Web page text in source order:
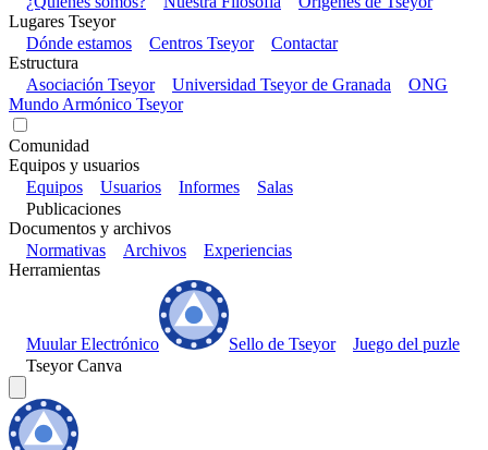
Lugares Tseyor
Dónde estamos
Centros Tseyor
Contactar
Estructura
Asociación Tseyor
Universidad Tseyor de Granada
ONG
Mundo Armónico Tseyor
Comunidad
Equipos y usuarios
Equipos
Usuarios Informes
Salas
Publicaciones
Documentos y archivos
Normativas
Archivos
Experiencias
Herramientas
Muular Electrónico Sello de Tseyor
Juego del puzle
Tseyor Canva